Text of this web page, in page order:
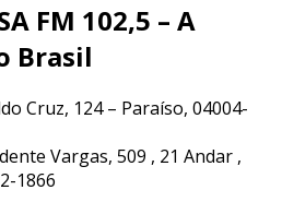
FM 102,5 – A
Brasil
Cruz, 124 – Paraíso, 04004-
Vargas, 509 , 21 Andar ,
1866